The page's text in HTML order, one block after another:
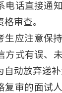
电话直接通
审查。
生应注意保持
方式有误、
动放弃递补
复审的面试